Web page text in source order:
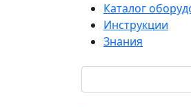
Каталог
Инструкции
Знания